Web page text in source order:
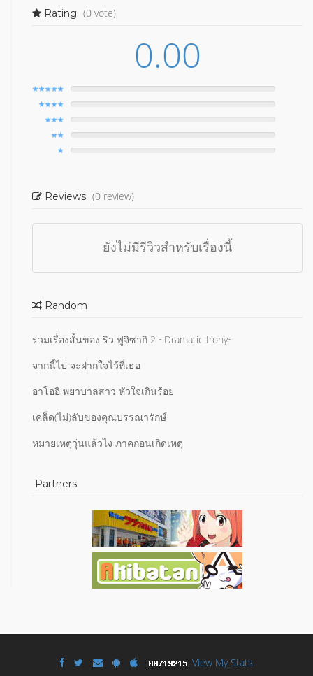
Rating (0 vote)
0.00
Reviews (0 review)
ยังไม่มีรีวิวสำหรับเรื่องนี้
Random
รวมเรื่องสั้นของ ริว ฟูจิซากิ 2 ~Dramatic Irony~
จากนี้ไป จะฝากใจไว้ที่เธอ
อาโออิ พยาบาลสาว หัวใจเกินร้อย
เคล็ด(ไม่)ลับของคุณบรรณารักษ์
หมายเหตุวุ่นแล้วไง ภาคก่อนเกิดเหตุ
Partners
View My Stats